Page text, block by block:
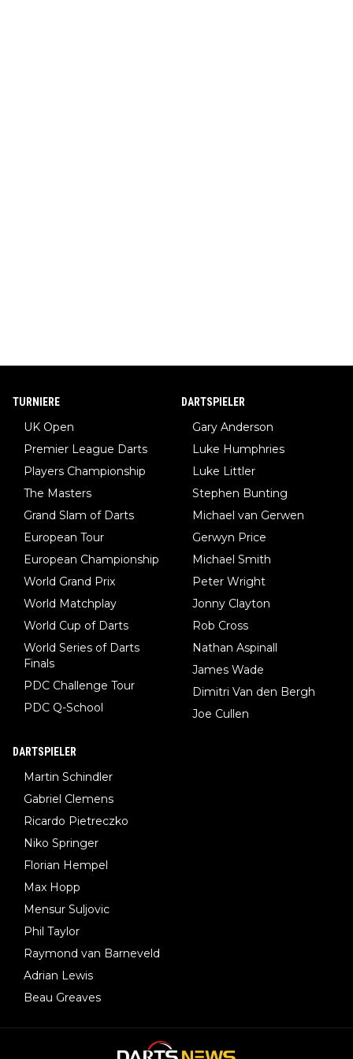
TURNIERE
UK Open
Premier League Darts
Players Championship
The Masters
Grand Slam of Darts
European Tour
European Championship
World Grand Prix
World Matchplay
World Cup of Darts
World Series of Darts
Finals
PDC Challenge Tour
PDC Q-School
DARTSPIELER
Gary Anderson
Luke Humphries
Luke Littler
Stephen Bunting
Michael van Gerwen
Gerwyn Price
Michael Smith
Peter Wright
Jonny Clayton
Rob Cross
Nathan Aspinall
James Wade
Dimitri Van den Bergh
Joe Cullen
DARTSPIELER
Martin Schindler
Gabriel Clemens
Ricardo Pietreczko
Niko Springer
Florian Hempel
Max Hopp
Mensur Suljovic
Phil Taylor
Raymond van Barneveld
Adrian Lewis
Beau Greaves